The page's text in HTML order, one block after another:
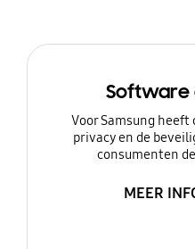
Software
Voor Samsung heeft
privacy en de
consumenten
MEER